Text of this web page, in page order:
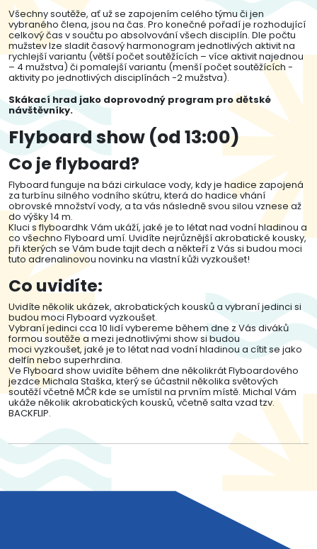
Všechny soutěže, ať už se zapojením celého týmu či jen
vybraného člena, jsou na čas. Pro konečné pořadí je rozhodující
celkový čas v součtu po absolvování všech disciplín. Dle počtu
mužstev lze sladit časový harmonogram jednotlivých aktivit na
rychlejší variantu (větší počet soutěžících – více aktivit najednou
– 4 mužstva) či pomalejší variantu (menší počet soutěžících -
aktivity po jednotlivých disciplínách -2 mužstva).
Skákací hrad jako doprovodný program pro dětské
návštěvníky.
Flyboard show (od 13:00)
Co je flyboard?
Flyboard funguje na bázi cirkulace vody, kdy je hadice zapojená
za turbínu silného vodního skútru, která do hadice vhání
obrovské množství vody, a ta vás následně svou silou vznese až
do výšky 14 m.
Kluci s flyboardhk Vám ukáží, jaké je to létat nad vodní hladinou a
co všechno Flyboard umí. Uvidíte nejrůznější akrobatické kousky,
při kterých se Vám bude tajit dech a někteří z Vás si budou moci
tuto adrenalinovou novinku na vlastní kůži vyzkoušet!
Co uvidíte:
Uvidíte několik ukázek, akrobatických kousků a vybraní jedinci si
budou moci Flyboard vyzkoušet.
Vybraní jedinci cca 10 lidí vybereme během dne z Vás diváků
formou soutěže a mezi jednotlivými show si budou
moci vyzkoušet, jaké je to létat nad vodní hladinou a cítit se jako
delfín nebo superhrdina.
Ve Flyboard show uvidíte během dne několikrát Flyboardového
jezdce Michala Staška, který se účastnil několika světových
soutěží včetně MČR kde se umístil na prvním místě. Michal Vám
ukáže několik akrobatických kousků, včetně salta vzad tzv.
BACKFLIP.